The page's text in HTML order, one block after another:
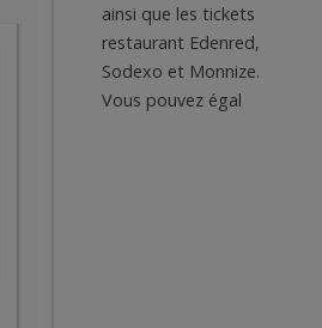
ainsi que les tickets
restaurant Edenred,
Sodexo et Monnize.
Vous pouvez égal